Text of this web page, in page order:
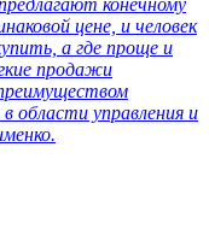
цене, и человек
а где проще и
продажи
области управления и